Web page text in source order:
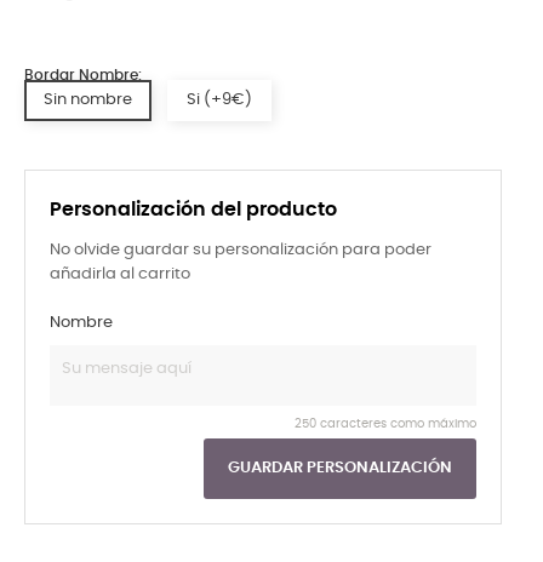
Personalización del producto
No olvide guardar su personalización para poder
añadirla al carrito
Nombre
250 caracteres como máximo
GUARDAR PERSONALIZACIÓN
Bordar Nombre:
Sin nombre Si (+9€)